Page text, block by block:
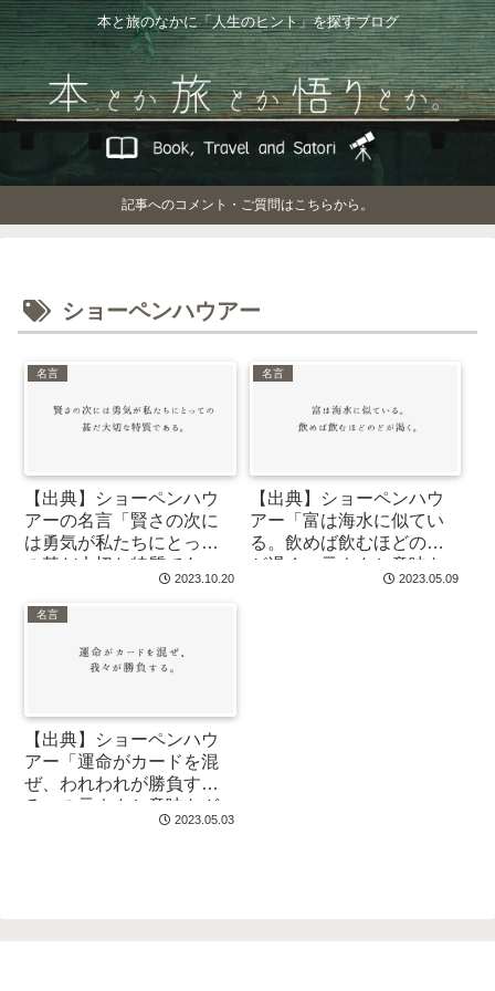
本と旅のなかに「人生のヒント」を探すブログ
記事へのコメント・ご質問はこちらから。
ショーペンハウアー
名言
【出典】ショーペンハウ
アーの名言「賢さの次に
は勇気が私たちにとって
の甚だ大切な特質であ
る」の元ネタをガチで調
べてみた
2023.10.20
名言
【出典】ショーペンハウ
アー「富は海水に似てい
る。飲めば飲むほどのど
が渇く」元ネタと意味を
ガチで調べてみた
2023.05.09
名言
【出典】ショーペンハウ
アー「運命がカードを混
ぜ、われわれが勝負す
る」の元ネタと意味をガ
2023.05.03